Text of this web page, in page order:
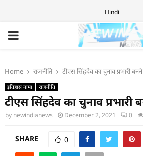
Hindi
PRIMARY
Home राजनीति टीएस सिंहदेव का चुनाव प्रभारी
इतिहास नामा राजनीति
टीएस सिंहदेव का चुनाव प्रभारी
by newindianews December 2, 2021 0
SHARE 0